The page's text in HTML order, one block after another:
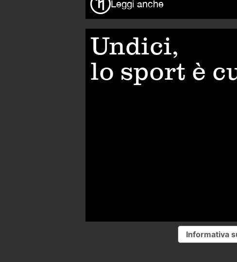
Leggi anche
Undici,
lo sport è
Informativa